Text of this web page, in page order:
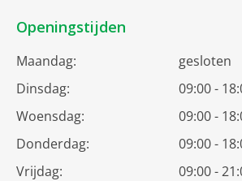
Openingstijden
Maandag:
gesloten
Dinsdag:
09:00 -
Woensdag:
09:00 -
Donderdag:
09:00 -
Vrijdag:
09:00 -